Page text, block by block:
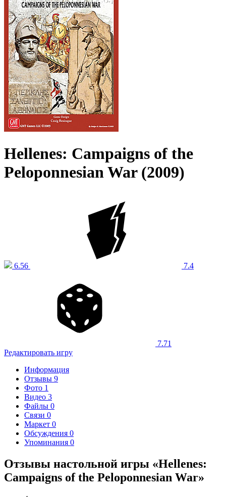
Hellenes: Campaigns of the
Peloponnesian War (2009)
6.56 7.4
7.71
Редактировать игру
Информация
Отзывы 9
Фото 1
Видео 3
Файлы 0
Связи 0
Маркет 0
Обсуждения 0
Упоминания 0
Отзывы настольной игры «Hellenes:
Campaigns of the Peloponnesian War»